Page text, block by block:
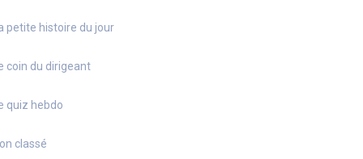
petite histoire du jour
coin du dirigeant
quiz hebdo
classé